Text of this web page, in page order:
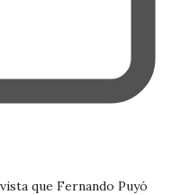
que Fernando Puyó